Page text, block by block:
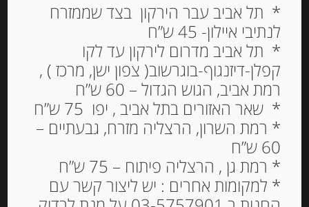
רוטב חזרת “Weobers”
₪24.00
* תל אביב עבר הירקון בצד שממזרח
לנתיבי איילון- 45 ש”ח
* תל אביב מדרום לירקון עד לקו
קפלן-דיזנגוף-בוגרשוב( צפון ישן, מרכז ) ,
רמת אביב, הגוש הגדול – 60 ש”ח
* שאר האזורים בתל אביב , יפו 75 ש”ח
* רמת השרון, הרצליה מזרח, גבעתיים –
60 ש”ח
* רמת גן , הרצליה פיתוח – 75 ש”ח
* למקומות אחרים : יש ליצור קשר עם